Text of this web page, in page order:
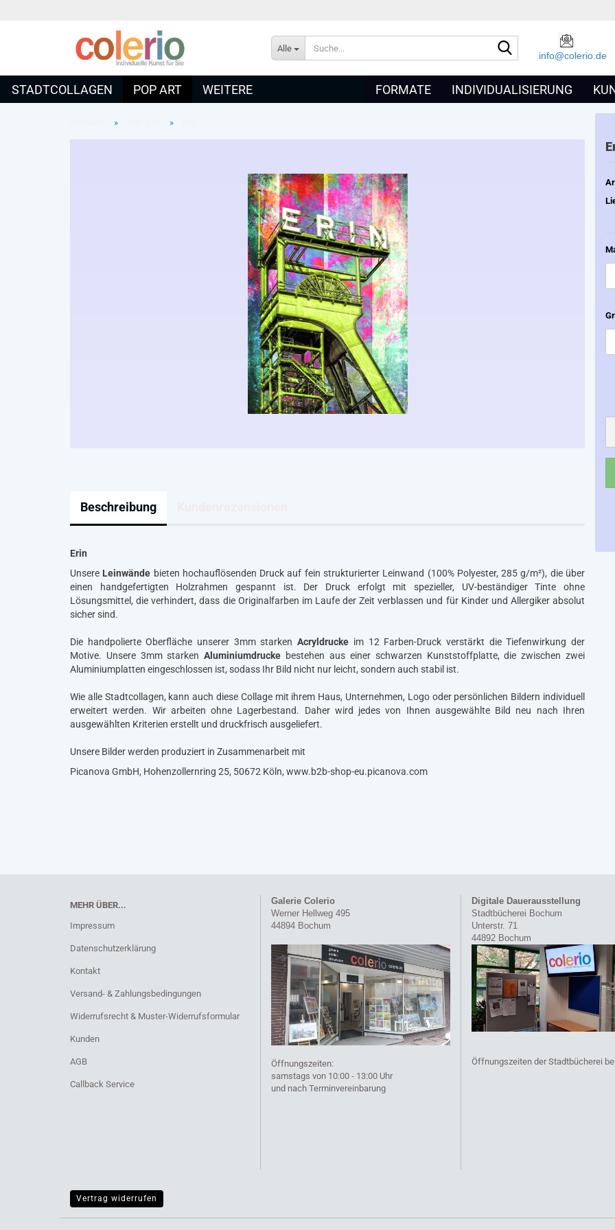
Alle
info@colerio.de
STADTCOLLAGEN POP ART FORMATE INDIVIDUALISIERUNG
WEITERE
» »
Beschreibung
Erin
Unsere Leinwände bieten hochauflösenden Druck auf fein strukturierter Leinwand (100% Polyester, 285 g/m²), die über
einen handgefertigten Holzrahmen gespannt ist. Der Druck erfolgt mit spezieller, UV-beständiger Tinte ohne
Lösungsmittel, die verhindert, dass die Originalfarben im Laufe der Zeit verblassen und für Kinder und Allergiker absolut
sicher sind.
Die handpolierte Oberfläche unserer 3mm starkenAcryldrucke im 12 Farben-Druck verstärkt die Tiefenwirkung der
Motive. Unsere 3mm starkenAluminiumdrucke bestehen aus einer schwarzen Kunststoffplatte, die zwischen zwei
Aluminiumplatten eingeschlossen ist, sodass Ihr Bild nicht nur leicht, sondern auch stabil ist.
Wie alle Stadtcollagen, kann auch diese Collage mit ihrem Haus, Unternehmen, Logo oder persönlichen Bildern individuell
erweitert werden. Wir arbeiten ohne Lagerbestand. Daher wird jedes von Ihnen ausgewählte Bild neu nach Ihren
ausgewählten Kriterien erstellt und druckfrisch ausgeliefert.
Unsere Bilder werden produziert in Zusammenarbeit mit
Picanova GmbH, Hohenzollernring 25, 50672 Köln, www.b2b-shop-eu.picanova.com
MEHR ÜBER...
Impressum
Datenschutzerklärung
Kontakt
Versand- & Zahlungsbedingungen
Widerrufsrecht & Muster-Widerrufsformular
Kunden
AGB
Callback Service
Galerie Colerio
Werner Hellweg 495
44894 Bochum
Öffnungszeiten:
samstags von 10:00 - 13:00 Uhr
und nach Terminvereinbarung
Digitale Dauerausstellung
Stadtbücherei Bochum
Unterstr. 71
44892 Bochum
Öffnungszeiten der Stadtbücherei
Vertrag widerrufen